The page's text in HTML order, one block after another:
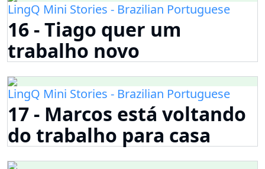
LingQ Mini Stories - Brazilian Portuguese
16 - Tiago quer um
trabalho novo
LingQ Mini Stories - Brazilian Portuguese
17 - Marcos está voltando
do trabalho para casa